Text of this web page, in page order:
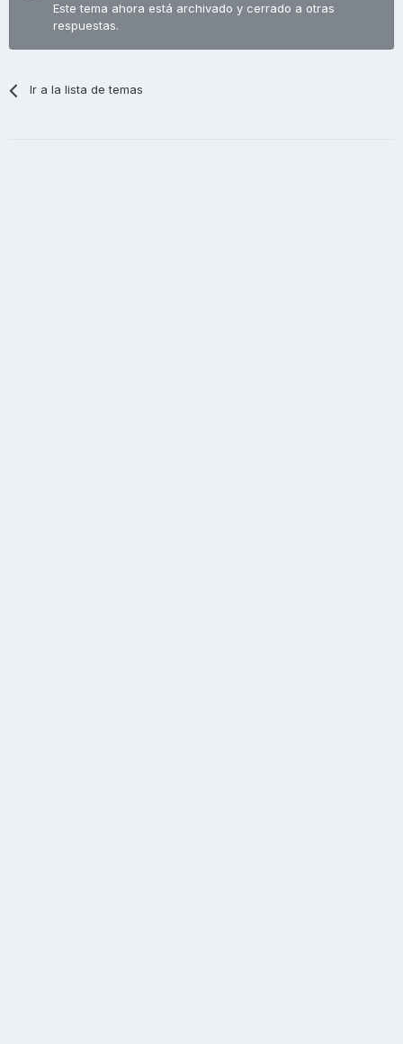
Este tema ahora está archivado y cerrado a otras
respuestas.
Ir a la lista de temas